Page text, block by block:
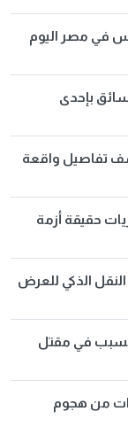
في مصر اليوم
بإحدى
تفاصيل واقعة
حقيقة أزمة
الذكي للعرض
أتسبب في مقتل
من هجوم